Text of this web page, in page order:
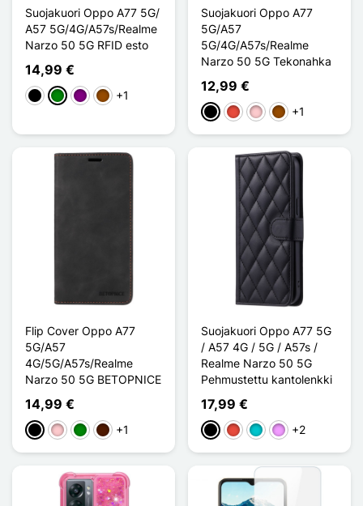
Suojakuori Oppo A77 5G/
A57 5G/4G/A57s/Realme
Narzo 50 5G RFID esto
14,99 €
MustaVihreäVioletRuskea
+1
Suojakuori Oppo A77
5G/A57
5G/4G/A57s/Realme
Narzo 50 5G Tekonahka
12,99 €
MustaPunainen
PinkkiRuskea
+1
Flip Cover Oppo A77
5G/A57
4G/5G/A57s/Realme
Narzo 50 5G BETOPNICE
14,99 €
MustaPinkkiVihreäMarron Foncé
+1
Suojakuori Oppo A77 5G
/ A57 4G / 5G / A57s /
Realme Narzo 50 5G
Pehmustettu kantolenkki
17,99 €
MustaPunainenTurquoise
Violet Clair
+2